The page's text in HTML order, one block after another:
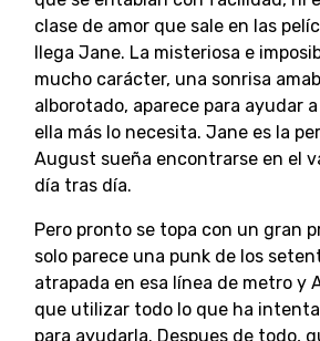
clase de amor que sale en las
llega Jane. La misteriosa e
mucho carácter, una sonrisa
alborotado, aparece para ayudar
ella más lo necesita. Jane es la
August sueña encontrarse en el
día tras día.
Pero pronto se topa con un gran
solo parece una punk de los
atrapada en esa línea de metro y
que utilizar todo lo que ha
para ayudarla. Despues de todo,